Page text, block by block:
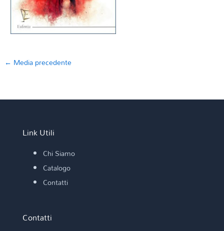
← Media precedente
Link Utili
Chi Siamo
Catalogo
Contatti
Contatti